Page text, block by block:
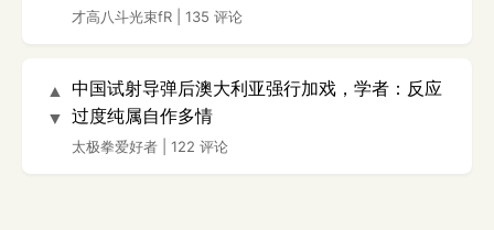
才高八斗光束fR 135 评论
▲
▼
中国试射导弹后澳大利亚强行加戏，学者：反应
过度纯属自作多情
太极拳爱好者 122 评论